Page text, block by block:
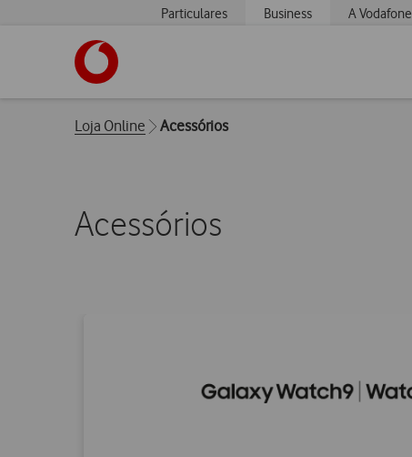
Particulares Business A Vodafone
Breadcrumbs
Loja Online Acessórios
Acessórios